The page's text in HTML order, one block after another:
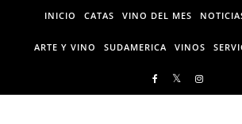
Skip to content
INICIO CATAS VINO DEL MES
ARTE Y VINO SUDAMERICA VINOS